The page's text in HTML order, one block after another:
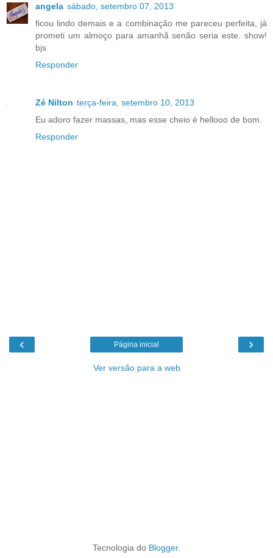
angela sábado, setembro 07, 2013
ficou lindo demais e a combinação me pareceu perfeita, já
prometi um almoço para amanhã senão seria este. show!
bjs
Responder
Zé Nilton terça-feira, setembro 10, 2013
Eu adoro fazer massas, mas esse cheio é hellooo de bom.
Responder
‹ ›
Página inicial
Ver versão para a web
Tecnologia do Blogger.